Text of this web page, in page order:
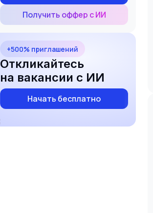
Получить оффер с ИИ
+500% приглашений
Откликайтесь
на вакансии с ИИ
Начать бесплатно